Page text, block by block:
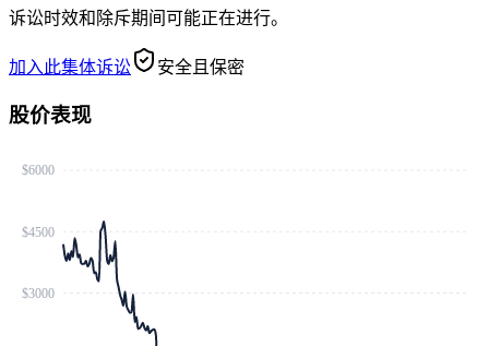
诉讼时效和除斥期间可能正在进行。
加入此集体诉讼 安全且保密
股价表现
$3000
$4500
$6000